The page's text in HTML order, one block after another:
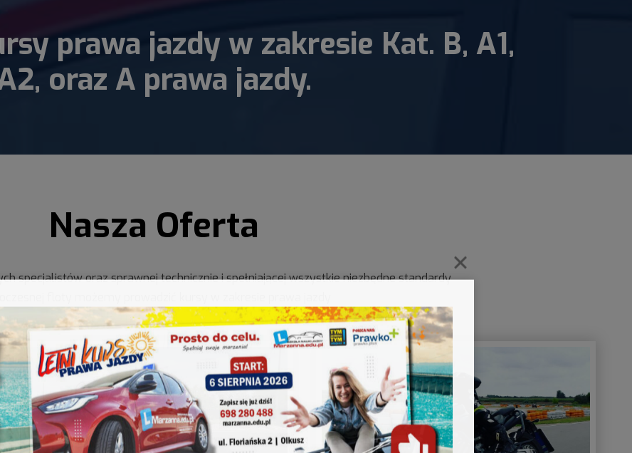
prawa jazdy w zakresie Kat. B, A1,
oraz A prawa jazdy.
Nasza Oferta
specjalistów oraz sprawnej technicznie i spełniającej wszystkie niezbędne standardy